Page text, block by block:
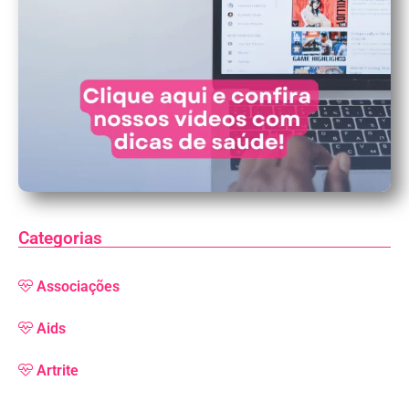
Categorias
Associações
Aids
Artrite